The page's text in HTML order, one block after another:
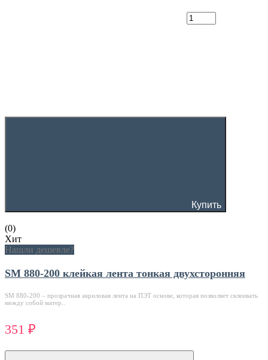
Купить
(0)
Хит
Нашли дешевле?
SM 880-200 клейкая лента тонкая двухсторонняя
SM 880-200 – прозрачная акриловая лента на ПЭТ основе, которая позволяет склеивать
между собой матер..
351 ₽